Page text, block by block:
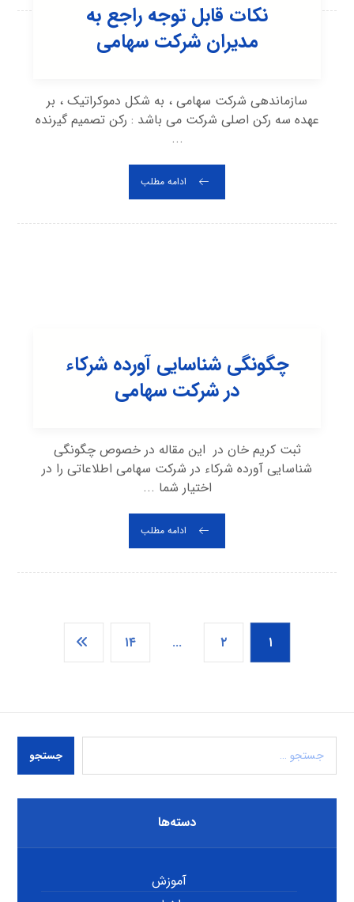
نکات قابل توجه راجع به
مدیران شرکت سهامی
سازماندهی شرکت سهامی ، به شکل دموکراتیک ، بر
عهده سه رکن اصلی شرکت می باشد : رکن تصمیم گیرنده
...
ادامه مطلب
چگونگی شناسایی آورده شرکاء
در شرکت سهامی
ثبت کریم خان در این مقاله در خصوص چگونگی
شناسایی آورده شرکاء در شرکت سهامی اطلاعاتی را در
اختیار شما ...
ادامه مطلب
۱ ۲ … ۱۴
جستجو
دسته‌ها
آموزش